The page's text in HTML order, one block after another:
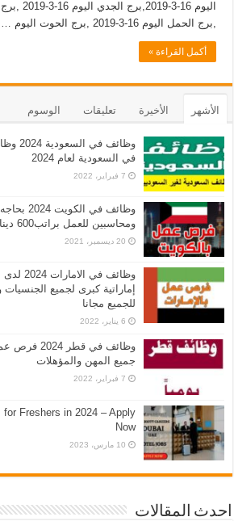
,برج الحمل اليوم 16-3-2019 ,برج الحوت اليوم …
أكمل القراءة »
الأشهر الأخيرة تعليقات الوسوم
في السعودية لعام 2024
7 فبراير، 2022
وظائف في
ومحاسبين للعمل براتب600 دينار
20 ديسمبر، 2021
وظائف
إماراتية كبرى لجميع
للجميع مجانا
6 يناير، 2022
جميع المهن والمؤهلات
7 فبراير، 2022
Freshers in 2024 – Apply
Now
10 مارس، 2023
احدث المقالات